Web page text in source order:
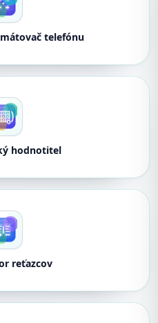
telefónu
hodnotiteľ
reťazcov